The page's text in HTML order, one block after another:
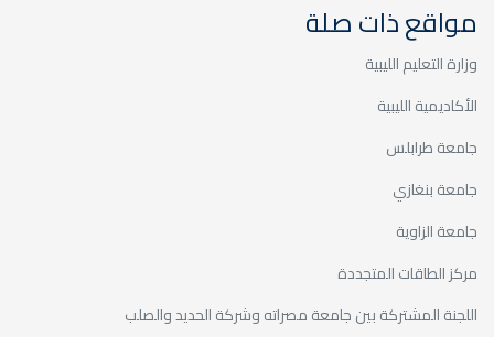
مواقع ذات صلة
وزارة التعليم الليبية
الأكاديمية الليبية
جامعة طرابلس
جامعة بنغازي
جامعة الزاوية
مركز الطاقات المتجددة
اللجنة المشتركة بين جامعة مصراته وشركة الحديد والصلب